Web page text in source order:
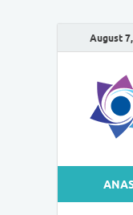
August